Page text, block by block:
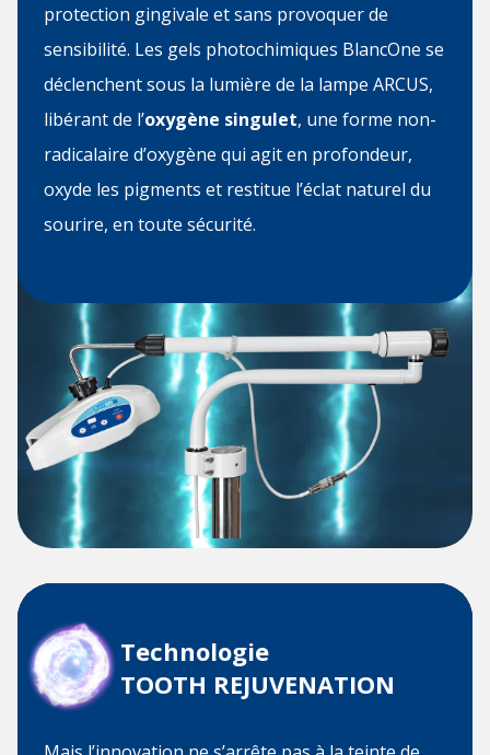
protection gingivale et sans provoquer de
sensibilité. Les gels photochimiques BlancOne se
déclenchent sous la lumière de la lampe ARCUS,
libérant de l’oxygène singulet, une forme non-
radicalaire d’oxygène qui agit en profondeur,
oxyde les pigments et restitue l’éclat naturel du
sourire, en toute sécurité.
Technologie
TOOTH REJUVENATION